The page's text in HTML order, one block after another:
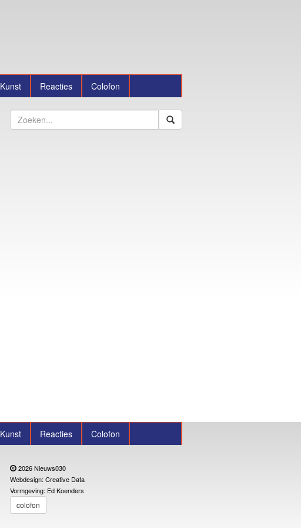
Kunst Reacties Colofon
Kunst Reacties Colofon
2026 Nieuws030
Webdesign: Creative Data
Vormgeving: Ed Koenders
colofon